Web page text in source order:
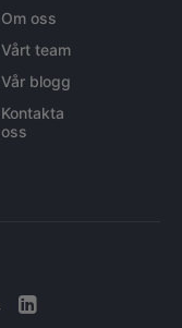
Om oss
Vårt team
Vår blogg
Kontakta
oss